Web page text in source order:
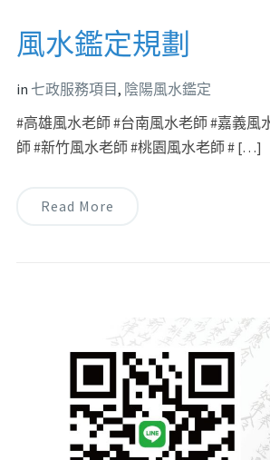
風水鑑定規劃
in 七政服務項目 , 陰陽風水鑑定
#高雄風水老師 #台南風水老師 #嘉義風
師 #新竹風水老師 #桃園風水老師 # […]
Read More